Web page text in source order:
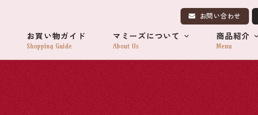
お問い合わせ
お買い物ガイド
Shopping Guide
マミーズについて
About Us
商品紹介
Menu